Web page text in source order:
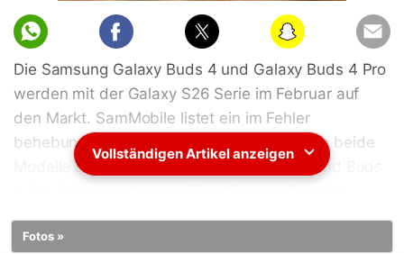
Die Samsung Galaxy Buds 4 und Galaxy Buds 4 Pro
werden mit der Galaxy S26 Serie im Februar auf
den Markt. SamMobile listet ein im Fehler
behebungs bereich Samsung Members App beide
Modelle auf. Die Samsung Galaxy Buds 4 und Buds
Beide Modelle ein kompakteres Design aufweisen
Galaxy Buds 3 Serie beibehalten wird.
Vollständigen Artikel anzeigen
Fotos »